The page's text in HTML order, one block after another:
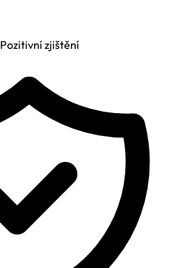
Pozitivní zjištění